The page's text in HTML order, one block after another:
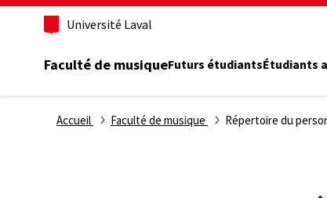
Aller
principal
Université Laval
Faculté de musiqueFuturs étudiantsÉtudiants
Fil
Accueil Faculté de musique Répertoire du